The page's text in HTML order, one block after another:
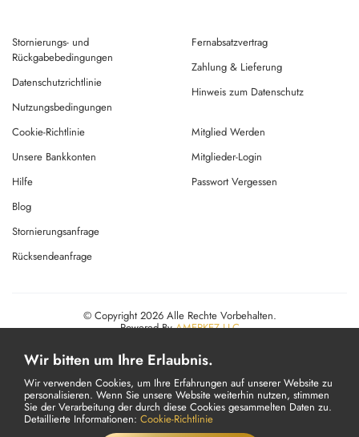
Stornierungs- und
Rückgabebedingungen
Datenschutzrichtlinie
Nutzungsbedingungen
Fernabsatzvertrag
Zahlung & Lieferung
Hinweis zum Datenschutz
Cookie-Richtlinie
Unsere Bankkonten
Hilfe
Mitglied Werden
Mitglieder-Login
Passwort Vergessen
Blog
Stornierungsanfrage
Rücksendeanfrage
© Copyright 2026 Alle Rechte Vorbehalten.
Powered ByAMERKEZ LLC
Wir bitten um Ihre Erlaubnis.
Wir verwenden Cookies, um Ihre Erfahrungen auf unserer Website zu
personalisieren. Wenn Sie unsere Website weiterhin nutzen, stimmen
Sie der Verarbeitung der durch diese Cookies gesammelten Daten zu.
Detaillierte Informationen: Cookie-Richtlinie